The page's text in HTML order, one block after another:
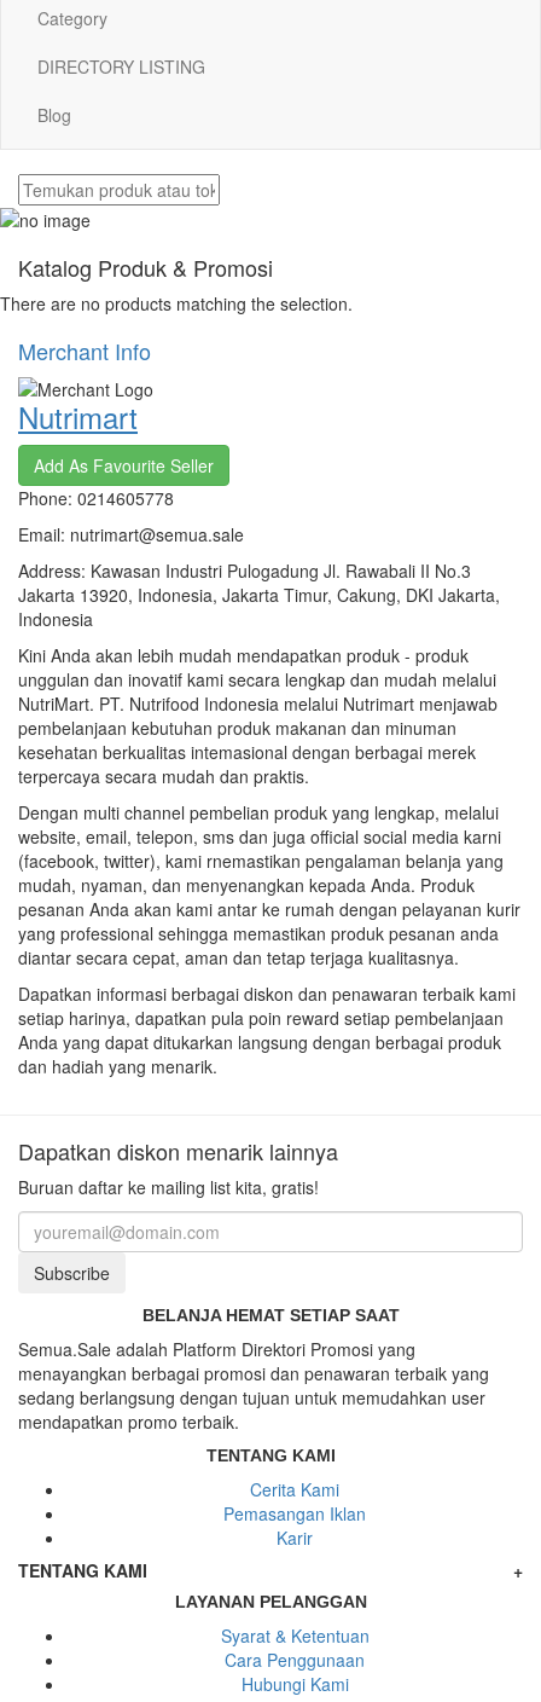
Category
DIRECTORY LISTING
Blog
Katalog Produk & Promosi
There are no products matching the selection.
Merchant Info
Nutrimart
Add As Favourite Seller
Phone: 0214605778
Email: nutrimart@semua.sale
Address: Kawasan Industri Pulogadung Jl. Rawabali II No.3
Jakarta 13920, Indonesia, Jakarta Timur, Cakung, DKI Jakarta,
Indonesia
Kini Anda akan lebih mudah mendapatkan produk - produk
unggulan dan inovatif kami secara lengkap dan mudah melalui
NutriMart. PT. Nutrifood Indonesia melalui Nutrimart menjawab
pembelanjaan kebutuhan produk makanan dan minuman
kesehatan berkualitas intemasional dengan berbagai merek
terpercaya secara mudah dan praktis.
Dengan multi channel pembelian produk yang lengkap, melalui
website, email, telepon, sms dan juga official social media karni
(facebook, twitter), kami rnemastikan pengalaman belanja yang
mudah, nyaman, dan menyenangkan kepada Anda. Produk
pesanan Anda akan kami antar ke rumah dengan pelayanan kurir
yang professional sehingga memastikan produk pesanan anda
diantar secara cepat, aman dan tetap terjaga kualitasnya.
Dapatkan informasi berbagai diskon dan penawaran terbaik kami
setiap harinya, dapatkan pula poin reward setiap pembelanjaan
Anda yang dapat ditukarkan langsung dengan berbagai produk
dan hadiah yang menarik.
Dapatkan diskon menarik lainnya
Buruan daftar ke mailing list kita, gratis!
Subscribe
BELANJA HEMAT SETIAP SAAT
Semua.Sale adalah Platform Direktori Promosi yang
menayangkan berbagai promosi dan penawaran terbaik yang
sedang berlangsung dengan tujuan untuk memudahkan user
mendapatkan promo terbaik.
TENTANG KAMI
Cerita Kami
Pemasangan Iklan
Karir
TENTANG KAMI
+
LAYANAN PELANGGAN
Syarat & Ketentuan
Cara Penggunaan
Hubungi Kami